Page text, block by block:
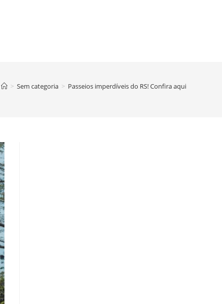
> Sem categoria > Passeios imperdíveis do RS! Confira aqui